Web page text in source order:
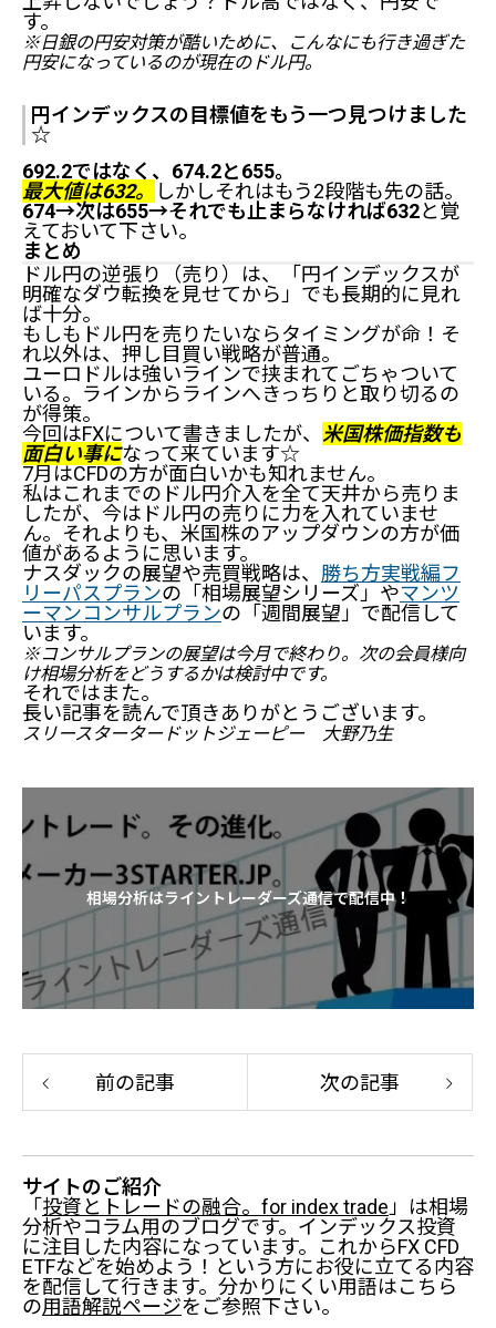
す。
※日銀の円安対策が酷いために、こんなにも行き過ぎた
円安になっているのが現在のドル円。
円インデックスの目標値をもう一つ見つけました
☆
692.2ではなく、674.2と655。
最大値は632。
しかしそれはもう2段階も先の話。
674→次は655→それでも止まらなければ632と覚
えておいて下さい。
まとめ
ドル円の逆張り（売り）は、「円インデックスが
明確なダウ転換を見せてから」でも長期的に見れ
ば十分。
もしもドル円を売りたいならタイミングが命！そ
れ以外は、押し目買い戦略が普通。
ユーロドルは強いラインで挟まれてごちゃついて
いる。ラインからラインへきっちりと取り切るの
が得策。
今回はFXについて書きましたが、 米国株価指数も
面白い事になって来ています☆
7月はCFDの方が面白いかも知れません。
私はこれまでのドル円介入を全て天井から売りま
したが、今はドル円の売りに力を入れていませ
ん。それよりも、米国株のアップダウンの方が価
値があるように思います。
ナスダックの展望や売買戦略は、 勝ち方実戦編フ
リーパスプランの「相場展望シリーズ」やマンツ
ーマンコンサルプランの「週間展望」で配信して
います。
※コンサルプランの展望は今月で終わり。次の会員様向
け相場分析をどうするかは検討中です。
それではまた。
長い記事を読んで頂きありがとうございます。
スリースタータードットジェーピー 大野乃生
相場分析はライントレーダーズ通信で配信中！
前の記事 次の記事
サイトのご紹介
「 投資とトレードの融合。for index trade」は相場
分析やコラム用のブログです。インデックス投資
に注目した内容になっています。これからFX CFD
ETFなどを始めよう！という方にお役に立てる内容
を配信して行きます。分かりにくい用語はこちら
の用語解説ページをご参照下さい。
ドル円を抑えているラインは「フィボナッチチャネ
ル」。
ユーロドルはかなりごちゃついている・・
最後。円インデックスの下落目標値は伸びたか？
まとめ